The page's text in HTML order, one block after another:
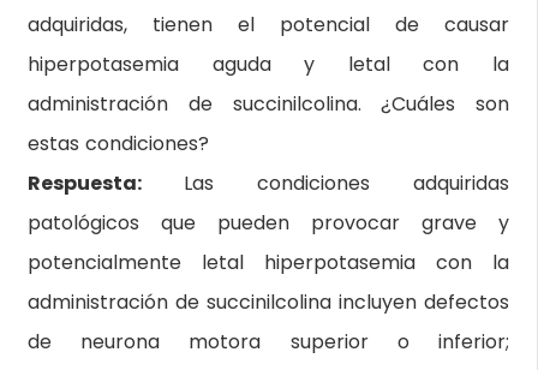
adquiridas, tienen el potencial de causar
hiperpotasemia aguda y letal con la
administración de succinilcolina. ¿Cuáles son
estas condiciones?
Respuesta: Las condiciones adquiridas
patológicos que pueden provocar grave y
potencialmente letal hiperpotasemia con la
administración de succinilcolina incluyen defectos
de neurona motora superior o inferior;